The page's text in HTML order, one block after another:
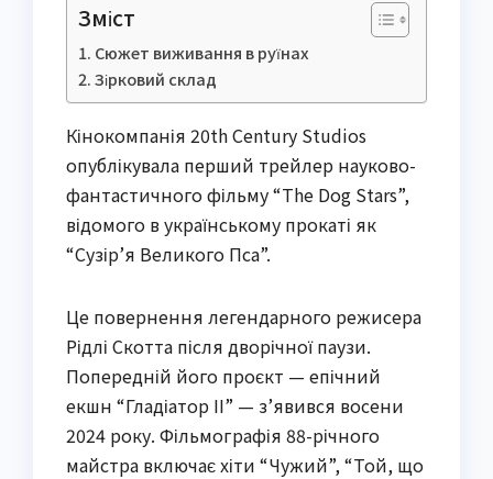
Зміст
Сюжет виживання в руїнах
Зірковий склад
Кінокомпанія 20th Century Studios
опублікувала перший трейлер науково-
фантастичного фільму “The Dog Stars”,
відомого в українському прокаті як
“Сузір’я Великого Пса”.
Це повернення легендарного режисера
Рідлі Скотта після дворічної паузи.
Попередній його проєкт — епічний
екшн “Гладіатор II” — з’явився восени
2024 року. Фільмографія 88-річного
майстра включає хіти “Чужий”, “Той, що